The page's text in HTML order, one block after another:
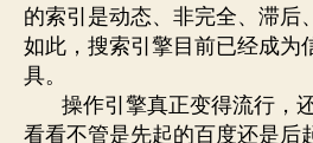
的索引是动态、非完全、滞后
如此，搜索引擎目前已经成为
具。
操作引擎真正变得流行，还
看看不管是先起的百度还是后